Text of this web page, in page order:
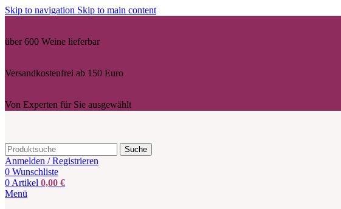
Skip to navigation Skip to main content
über 600 Weine lieferbar
Versandkostenfrei ab 150 Euro
Von Experten für Sie ausgewählt
Suche
Anmelden / Registrieren
0 Wunschliste
0 Artikel 0,00 €
Menü